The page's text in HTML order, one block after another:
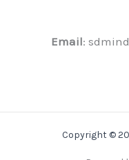
Email:
Copyright ©